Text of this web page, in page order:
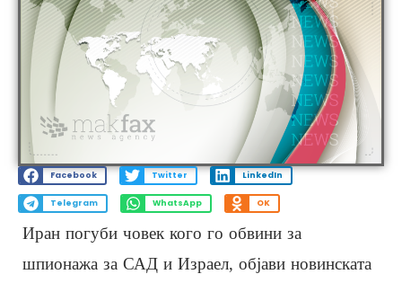
Facebook Twitter LinkedIn
Telegram WhatsApp OK
Иран погуби човек кого го обвини за
шпионажа за САД и Израел, објави новинската